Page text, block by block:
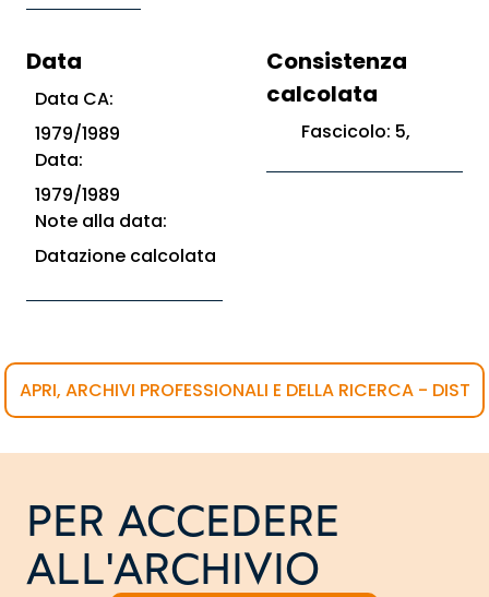
Data
Data CA:
1979/1989
Data:
1979/1989
Note alla data:
Datazione calcolata
Consistenza
calcolata
Fascicolo: 5,
APRI, ARCHIVI PROFESSIONALI E DELLA RICERCA - DIST
PER ACCEDERE
ALL'ARCHIVIO